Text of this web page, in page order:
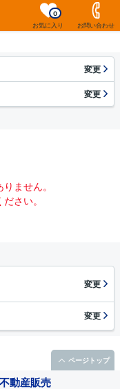
お気に入り
0
お問い合わせ
変更
変更
ません。
さい。
変更
変更
動産販売
ページトップ